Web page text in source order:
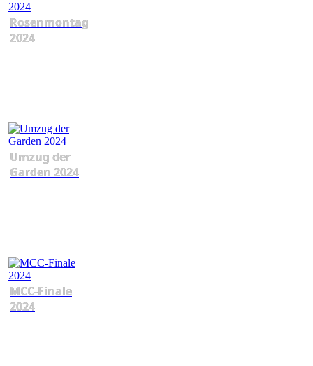
Rosenmontag
2024
Umzug der
Garden 2024
MCC-Finale
2024